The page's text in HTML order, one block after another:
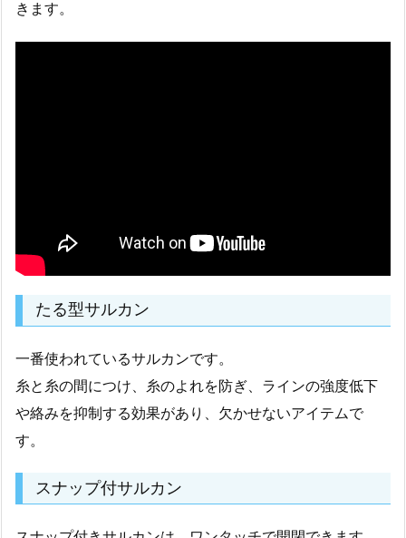
きます。
たる型サルカン
一番使われているサルカンです。
糸と糸の間につけ、糸のよれを防ぎ、ラインの強度低下
や絡みを抑制する効果があり、欠かせないアイテムで
す。
スナップ付サルカン